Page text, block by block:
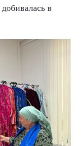
в